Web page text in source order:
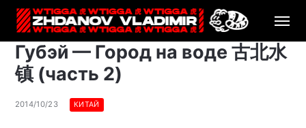
Губэй — Город на воде 古北水
镇 (часть 2)
2014/10/23 КИТАЙ